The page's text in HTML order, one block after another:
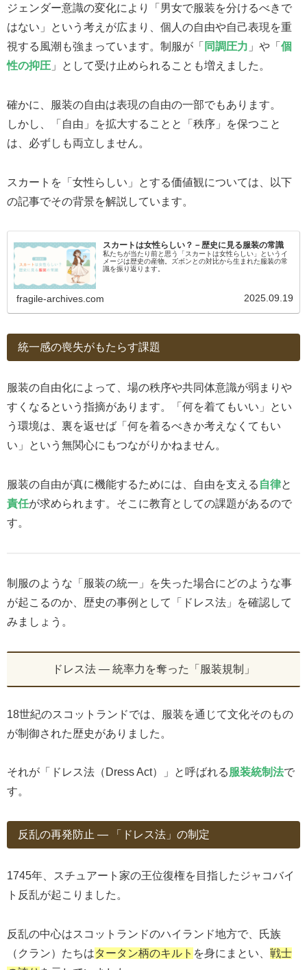
ジェンダー意識の変化により「男女で服装を分けるべきで
はない」という考えが広まり、個人の自由や自己表現を重
視する風潮も強まっています。制服が「 同調圧力 」や「 個
性の抑圧 」として受け止められることも増えました。
確かに、服装の自由は表現の自由の一部でもあります。
しかし、「自由」を拡大することと「秩序」を保つこと
は、必ずしも両立しません。
スカートを「女性らしい」とする価値観については、以下
の記事でその背景を解説しています。
スカートは女性らしい？－歴史に見る服装の常識
私たちが当たり前と思う「スカートは女性らしい」というイ
メージは歴史の産物。ズボンとの対比から生まれた服装の常
識を振り返ります。
fragile-archives.com 2025.09.19
統一感の喪失がもたらす課題
服装の自由化によって、場の秩序や共同体意識が弱まりや
すくなるという指摘があります。「何を着てもいい」とい
う環境は、裏を返せば「何を着るべきか考えなくてもい
い」という無関心にもつながりかねません。
服装の自由が真に機能するためには、自由を支える 自律と
責任が求められます。そこに教育としての課題があるので
す。
制服のような「服装の統一」を失った場合にどのような事
が起こるのか、歴史の事例として「ドレス法」を確認して
みましょう。
ドレス法 ― 統率力を奪った「服装規制」
18世紀のスコットランドでは、服装を通じて文化そのもの
が制御された歴史がありました。
それが「ドレス法（Dress Act）」と呼ばれる 服装統制法で
す。
反乱の再発防止 ― 「ドレス法」の制定
1745年、スチュアート家の王位復権を目指したジャコバイ
ト反乱が起こりました。
反乱の中心はスコットランドのハイランド地方で、氏族
（クラン）たちはタータン柄のキルト を身にまとい、 戦士